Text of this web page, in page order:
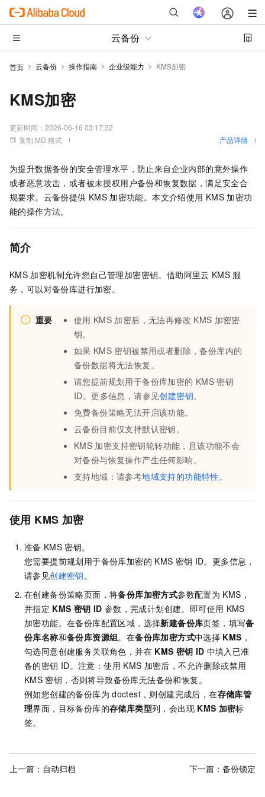
云备份
首页 云备份 操作指南 企业级能力 KMS加密
KMS加密
更新时间： 2026-06-16 03:17:32
复制 MD 格式
产品详情
为提升数据备份的安全管理水平，防止来自企业内部的意外操作
或者恶意攻击，或者被未授权用户备份和恢复数据，满足安全合
规要求。 云备份提供 KMS 加密功能。本文介绍使用 KMS 加密功
能的操作方法。
简介
KMS 加密机制允许您自己管理加密密钥。借助阿里云 KMS 服
务，可以对备份库进行加密。
重要 使用 KMS 加密后，无法再修改 KMS 加密密
钥。
如果 KMS 密钥被禁用或者删除，备份库内的
备份数据将无法恢复。
请您提前规划用于备份库加密的 KMS 密钥
ID。更多信息，请参见创建密钥。
免费备份策略无法开启该功能。
云备份目前仅支持默认密钥。
KMS 加密支持密钥轮转功能，且该功能不会
对备份与恢复操作产生任何影响。
支持地域：请参考地域支持的功能特性。
使用 KMS 加密
准备 KMS 密钥。
您需要提前规划用于备份库加密的 KMS 密钥 ID。更多信息，
请参见创建密钥。
在创建备份策略页面，将备份库加密方式参数配置为 KMS ，
并指定 KMS 密钥 ID 参数，完成计划创建。即可使用 KMS
加密功能。 在备份库配置区域，选择新建备份库页签，填写备
份库名称和备份库资源组。在备份库加密方式中选择 KMS ，
勾选同意创建服务关联角色，并在 KMS 密钥 ID 中填入已准
备的密钥 ID。注意：使用 KMS 加密后，不允许删除或禁用
KMS 密钥，否则将导致备份库无法备份和恢复。
例如您创建的备份库为 doctest，则创建完成后，在存储库管
理界面，目标备份库的存储库类型列，会出现 KMS 加密标
签。
上一篇： 自动归档 下一篇： 备份锁定